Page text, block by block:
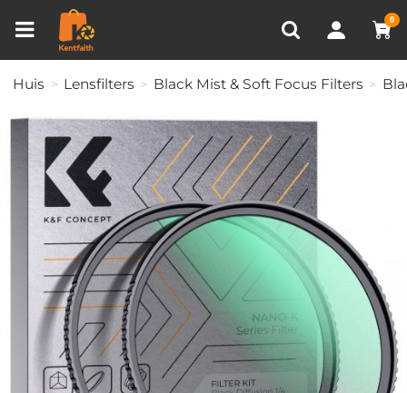
0
RECENT BEKEKEN
Huis Lensfilters Black Mist & Soft Focus Filters